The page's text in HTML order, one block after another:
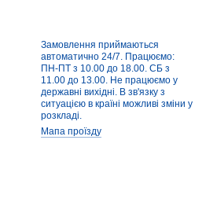
Замовлення приймаються
автоматично 24/7. Працюємо:
ПН-ПТ з 10.00 до 18.00. СБ з
11.00 до 13.00. Не працюємо у
державні вихідні. В зв'язку з
ситуацією в країні можливі зміни у
розкладі.
Мапа проїзду